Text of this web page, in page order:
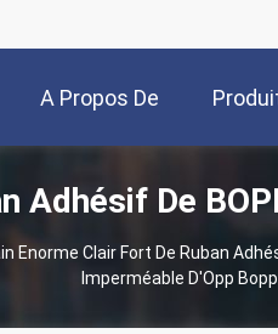
A Propos De
Nous
Adhésif De
Enorme Clair Fort De Ruban
Imperméable D'Opp Bopp